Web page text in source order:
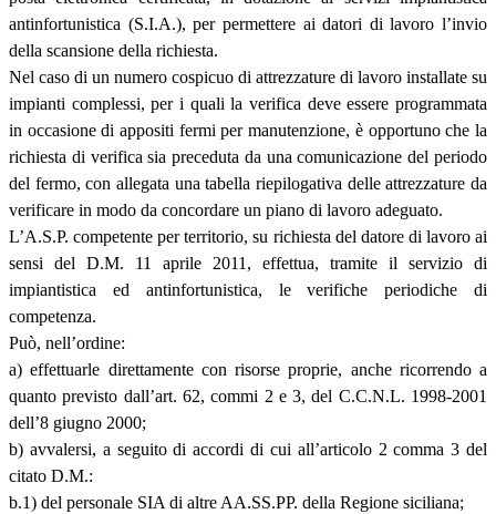
antinfortunistica (S.I.A.), per permettere ai datori di lavoro l’invio
della scansione della richiesta.
Nel caso di un numero cospicuo di attrezzature di lavoro installate su
impianti complessi, per i quali la verifica deve essere programmata
in occasione di appositi fermi per manutenzione, è opportuno che la
richiesta di verifica sia preceduta da una comunicazione del periodo
del fermo, con allegata una tabella riepilogativa delle attrezzature da
verificare in modo da concordare un piano di lavoro adeguato.
L’A.S.P. competente per territorio, su richiesta del datore di lavoro ai
sensi del D.M. 11 aprile 2011, effettua, tramite il servizio di
impiantistica ed antinfortunistica, le verifiche periodiche di
competenza.
Può, nell’ordine:
a) effettuarle direttamente con risorse proprie, anche ricorrendo a
quanto previsto dall’art. 62, commi 2 e 3, del C.C.N.L. 1998-2001
dell’8 giugno 2000;
b) avvalersi, a seguito di accordi di cui all’articolo 2 comma 3 del
citato D.M.:
b.1) del personale SIA di altre AA.SS.PP. della Regione siciliana;